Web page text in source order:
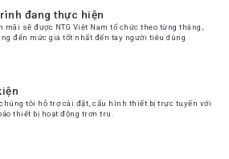
đang thực hiện
mãi sẽ được NTG Việt Nam tổ chức theo từng tháng,
đến mức giá tốt nhất đến tay người tiêu dùng
tôi hỗ trợ cài đặt, cấu hình thiết bị trực tuyến với
thiết bị hoạt động trơn tru.